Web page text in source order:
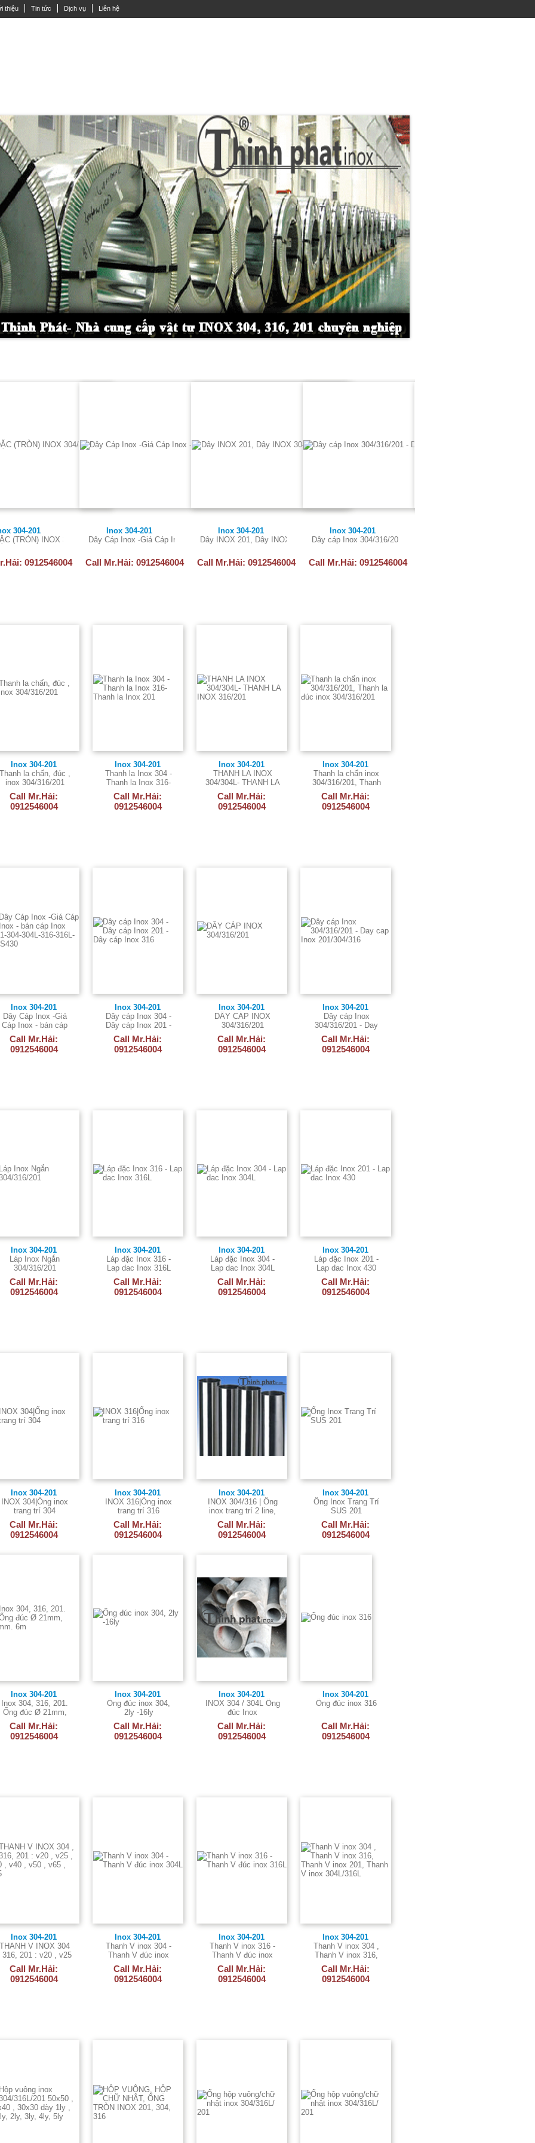
thiệu Tin tức Dịch vụ Liên hệ
304-201
(TRÒN) INOX 304/316/201/430
0912546004
Inox 304-201
Dây Cáp Inox -Giá Cáp Inox - bán cáp Inox -201-304-304L-316-316L-SUS430
Call Mr.Hải: 0912546004
Inox 304-201
Dây INOX 201, Dây INOX 304, Dây INOX 316
Call Mr.Hải: 0912546004
Inox 304-201
Dây cáp Inox 304/316/201 - Day cap Inox 201/304/316
Call Mr.Hải: 0912546004
Inox 304-201
Thanh la chấn, đúc ,
inox 304/316/201
Call Mr.Hải:
0912546004
Inox 304-201
Thanh la Inox 304 -
Thanh la Inox 316-
Thanh la Inox 201
Call Mr.Hải:
0912546004
Inox 304-201
THANH LA INOX
304/304L- THANH LA
INOX 316/201
Call Mr.Hải:
0912546004
Inox 304-201
Thanh la chấn inox
304/316/201, Thanh
la đúc inox
304/316/201
Call Mr.Hải:
0912546004
Inox 304-201
Dây Cáp Inox -Giá
Cáp Inox - bán cáp
Inox -201-304-304L-
316-316L-SUS430
Call Mr.Hải:
0912546004
Inox 304-201
Dây cáp Inox 304 -
Dây cáp Inox 201 -
Dây cáp Inox 316
Call Mr.Hải:
0912546004
Inox 304-201
DÂY CÁP INOX
304/316/201
Call Mr.Hải:
0912546004
Inox 304-201
Dây cáp Inox
304/316/201 - Day
cap Inox 201/304/316
Call Mr.Hải:
0912546004
Inox 304-201
Láp Inox Ngắn
304/316/201
Call Mr.Hải:
0912546004
Inox 304-201
Láp đặc Inox 316 -
Lap dac Inox 316L
Call Mr.Hải:
0912546004
Inox 304-201
Láp đặc Inox 304 -
Lap dac Inox 304L
Call Mr.Hải:
0912546004
Inox 304-201
Láp đặc Inox 201 -
Lap dac Inox 430
Call Mr.Hải:
0912546004
Inox 304-201
INOX 304|Ống inox
trang trí 304
Call Mr.Hải:
0912546004
Inox 304-201
INOX 316|Ống inox
trang trí 316
Call Mr.Hải:
0912546004
Inox 304-201
INOX 304/316 | Ống
inox trang trí 2 line,
soc
Call Mr.Hải:
0912546004
Inox 304-201
Ống Inox Trang Trí
SUS 201
Call Mr.Hải:
0912546004
Inox 304-201
Inox 304, 316, 201.
Ống đúc Ø 21mm,
50mm. 6m
Call Mr.Hải:
0912546004
Inox 304-201
Ống đúc inox 304,
2ly -16ly
Call Mr.Hải:
0912546004
Inox 304-201
INOX 304 / 304L Ống
đúc Inox
Call Mr.Hải:
0912546004
Inox 304-201
Ống đúc inox 316
Call Mr.Hải:
0912546004
Inox 304-201
THANH V INOX 304
316, 201 : v20 , v25
, v30 , v40 , v50 ,
v65 , v75
Call Mr.Hải:
0912546004
Inox 304-201
Thanh V inox 304 -
Thanh V đúc inox
304L
Call Mr.Hải:
0912546004
Inox 304-201
Thanh V inox 316 -
Thanh V đúc inox
316L
Call Mr.Hải:
0912546004
Inox 304-201
Thanh V inox 304 ,
Thanh V inox 316,
Thanh V inox 201,
Thanh V inox
304L/316L
Call Mr.Hải:
0912546004